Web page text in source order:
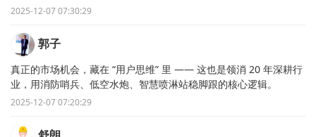
2025-12-07 07:30:29
郭子
真正的市场机会，藏在 “用户思维” 里 —— 这也是领消 20 年深耕行
业，用消防哨兵、低空水炮、智慧喷淋站稳脚跟的核心逻辑。
2025-12-07 07:20:29